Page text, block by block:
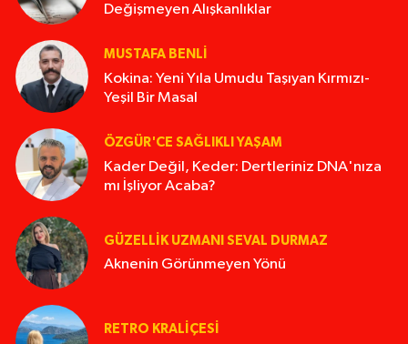
Değişmeyen Alışkanlıklar
MUSTAFA BENLI
Kokina: Yeni Yıla Umudu Taşıyan Kırmızı-
Yeşil Bir Masal
ÖZGÜR'CE SAĞLIKLI YAŞAM
Kader Değil, Keder: Dertleriniz DNA'nıza
mı İşliyor Acaba?
GÜZELLIK UZMANI SEVAL DURMAZ
Aknenin Görünmeyen Yönü
RETRO KRALIÇESI